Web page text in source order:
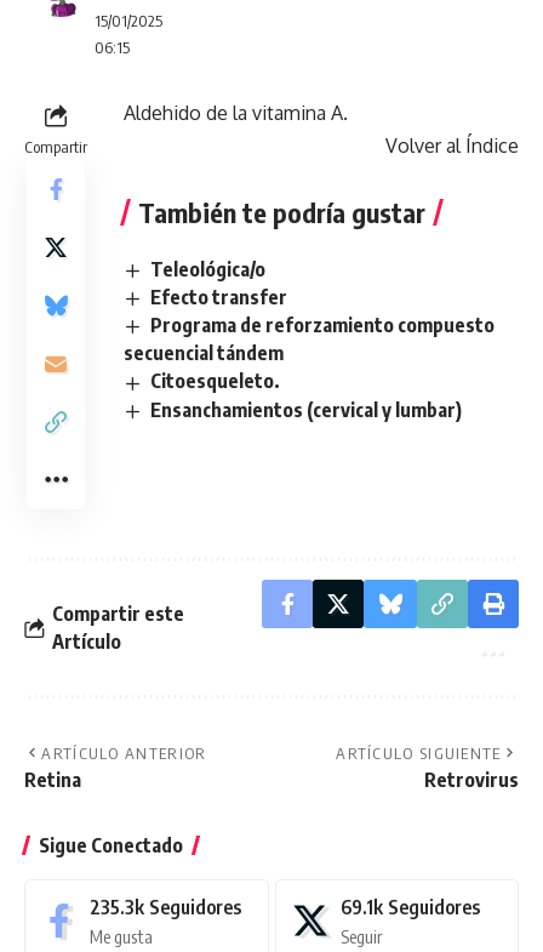
15/01/2025
06:15
Compartir
Aldehido de la vitamina A.
Volver al Índice
También te podría gustar
Teleológica/o
Efecto transfer
Programa de reforzamiento compuesto
secuencial tándem
Citoesqueleto.
Ensanchamientos (cervical y lumbar)
Compartir este
Artículo
ARTÍCULO ANTERIOR
Retina
ARTÍCULO SIGUIENTE
Retrovirus
Sigue Conectado
235.3k Seguidores
Me gusta
69.1k Seguidores
Seguir